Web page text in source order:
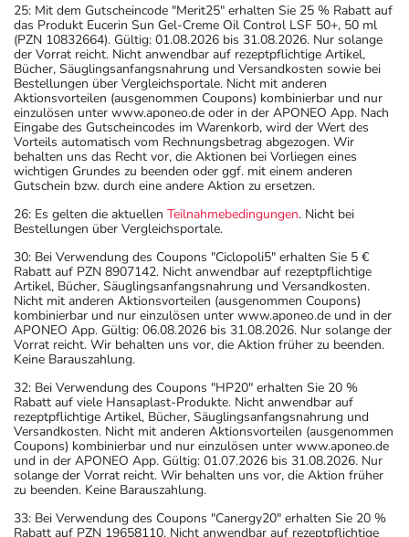
25: Mit dem Gutscheincode "Merit25" erhalten Sie 25 % Rabatt auf
das Produkt Eucerin Sun Gel-Creme Oil Control LSF 50+, 50 ml
(PZN 10832664). Gültig: 01.08.2026 bis 31.08.2026. Nur solange
der Vorrat reicht. Nicht anwendbar auf rezeptpflichtige Artikel,
Bücher, Säuglingsanfangsnahrung und Versandkosten sowie bei
Bestellungen über Vergleichsportale. Nicht mit anderen
Aktionsvorteilen (ausgenommen Coupons) kombinierbar und nur
einzulösen unter www.aponeo.de oder in der APONEO App. Nach
Eingabe des Gutscheincodes im Warenkorb, wird der Wert des
Vorteils automatisch vom Rechnungsbetrag abgezogen. Wir
behalten uns das Recht vor, die Aktionen bei Vorliegen eines
wichtigen Grundes zu beenden oder ggf. mit einem anderen
Gutschein bzw. durch eine andere Aktion zu ersetzen.
26: Es gelten die aktuellen Teilnahmebedingungen. Nicht bei
Bestellungen über Vergleichsportale.
30: Bei Verwendung des Coupons "Ciclopoli5" erhalten Sie 5 €
Rabatt auf PZN 8907142. Nicht anwendbar auf rezeptpflichtige
Artikel, Bücher, Säuglingsanfangsnahrung und Versandkosten.
Nicht mit anderen Aktionsvorteilen (ausgenommen Coupons)
kombinierbar und nur einzulösen unter www.aponeo.de und in der
APONEO App. Gültig: 06.08.2026 bis 31.08.2026. Nur solange der
Vorrat reicht. Wir behalten uns vor, die Aktion früher zu beenden.
Keine Barauszahlung.
32: Bei Verwendung des Coupons "HP20" erhalten Sie 20 %
Rabatt auf viele Hansaplast-Produkte. Nicht anwendbar auf
rezeptpflichtige Artikel, Bücher, Säuglingsanfangsnahrung und
Versandkosten. Nicht mit anderen Aktionsvorteilen (ausgenommen
Coupons) kombinierbar und nur einzulösen unter www.aponeo.de
und in der APONEO App. Gültig: 01.07.2026 bis 31.08.2026. Nur
solange der Vorrat reicht. Wir behalten uns vor, die Aktion früher
zu beenden. Keine Barauszahlung.
33: Bei Verwendung des Coupons "Canergy20" erhalten Sie 20 %
Rabatt auf PZN 19658110. Nicht anwendbar auf rezeptpflichtige